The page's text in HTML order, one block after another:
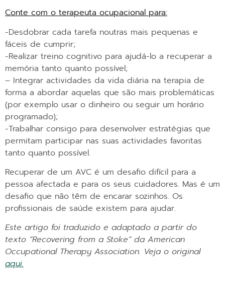
Conte com o terapeuta ocupacional para:
-Desdobrar cada tarefa noutras mais pequenas e
fáceis de cumprir;
-Realizar treino cognitivo para ajudá-lo a recuperar a
memória tanto quanto possível;
– Integrar actividades da vida diária na terapia de
forma a abordar aquelas que são mais problemáticas
(por exemplo usar o dinheiro ou seguir um horário
programado);
-Trabalhar consigo para desenvolver estratégias que
permitam participar nas suas actividades favoritas
tanto quanto possível.
Recuperar de um AVC é um desafio difícil para a
pessoa afectada e para os seus cuidadores. Mas é um
desafio que não têm de encarar sozinhos. Os
profissionais de saúde existem para ajudar.
Este artigo foi traduzido e adaptado a partir do
texto “Recovering from a Stoke” da American
Occupational Therapy Association. Veja o original
aqui.